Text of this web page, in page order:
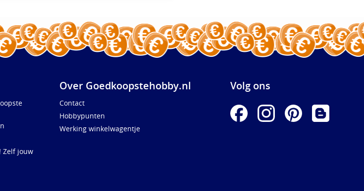
Zelf jouw
Over Goedkoopstehobby.nl
Contact
Hobbypunten
Werking winkelwagentje
Volg ons